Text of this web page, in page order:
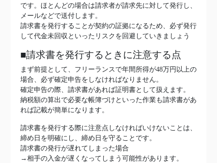
です。ほとんどの場合は請求者が請求先に対して発行し、
メールなどで送付します。
請求書を発行することが契約の証拠になるため、必ず発行
して代金未回収といったリスクを回避していきましょう
■請求書を発行するときに注意する点
まず前提として、フリーランスで年間所得が48万円以上の
場合、必ず確定申告をしなければなりません。
確定申告の際、請求書があれば証明書として扱えます。
納税額の算出で必要な帳簿づけといった作業も請求書があ
れば記載が簡単になります。
請求書を発行する際に注意点しなければいけないことは、
締め日を明確にし、締め日を守ることです。
請求書の発行が遅れてしまった場合
→相手の入金が遅くなってしまう可能性があります。